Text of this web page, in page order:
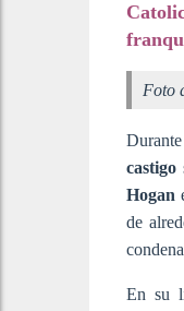
Foto
castigo
Hogan
de
En su